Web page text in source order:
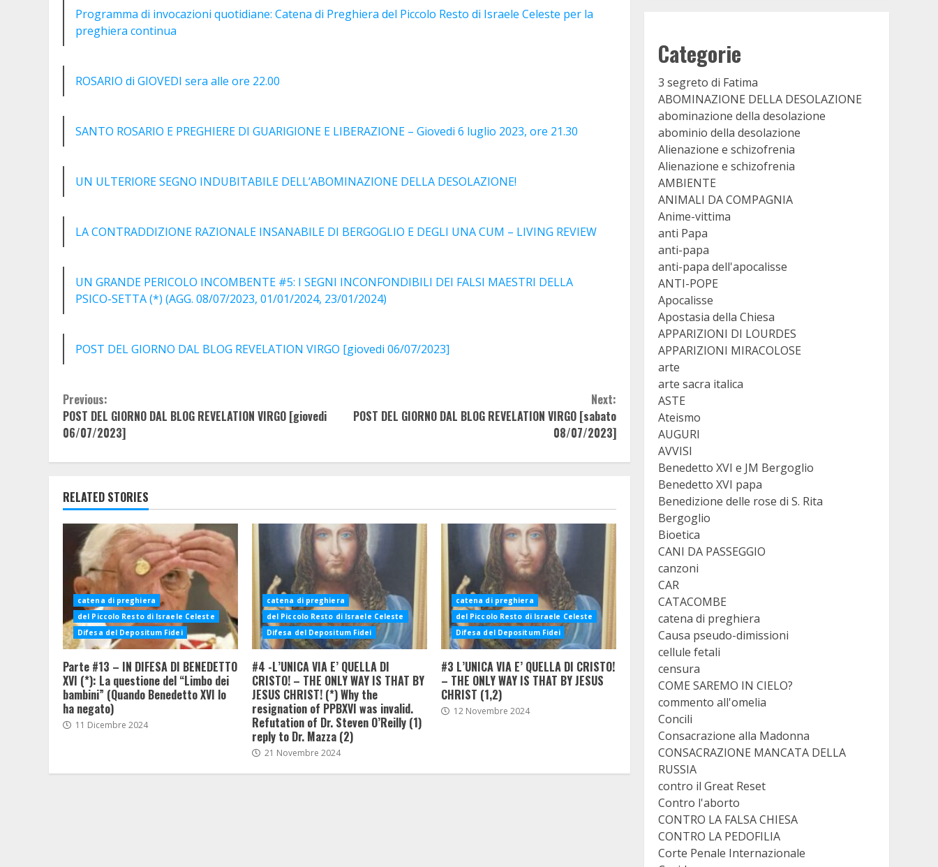
Programma di invocazioni quotidiane: Catena di Preghiera del Piccolo Resto di Israele Celeste per la
preghiera continua
ROSARIO di GIOVEDI sera alle ore 22.00
SANTO ROSARIO E PREGHIERE DI GUARIGIONE E LIBERAZIONE – Giovedi 6 luglio 2023, ore 21.30
UN ULTERIORE SEGNO INDUBITABILE DELL’ABOMINAZIONE DELLA DESOLAZIONE!
LA CONTRADDIZIONE RAZIONALE INSANABILE DI BERGOGLIO E DEGLI UNA CUM – LIVING REVIEW
UN GRANDE PERICOLO INCOMBENTE #5: I SEGNI INCONFONDIBILI DEI FALSI MAESTRI DELLA
PSICO-SETTA (*) (AGG. 08/07/2023, 01/01/2024, 23/01/2024)
POST DEL GIORNO DAL BLOG REVELATION VIRGO [giovedi 06/07/2023]
Continue
Reading
Previous:
POST DEL GIORNO DAL BLOG REVELATION VIRGO [giovedi
06/07/2023]
Next:
POST DEL GIORNO DAL BLOG REVELATION VIRGO [sabato
08/07/2023]
RELATED STORIES
catena di preghiera
del Piccolo Resto di Israele Celeste
Difesa del Depositum Fidei
Parte #13 – IN DIFESA DI BENEDETTO
XVI (*): La questione del “Limbo dei
bambini” (Quando Benedetto XVI lo
ha negato)
11 Dicembre 2024
catena di preghiera
del Piccolo Resto di Israele Celeste
Difesa del Depositum Fidei
#4 -L’UNICA VIA E’ QUELLA DI
CRISTO! – THE ONLY WAY IS THAT BY
JESUS CHRIST! (*) Why the
resignation of PPBXVI was invalid.
Refutation of Dr. Steven O’Reilly (1)
reply to Dr. Mazza (2)
21 Novembre 2024
catena di preghiera
del Piccolo Resto di Israele Celeste
Difesa del Depositum Fidei
#3 L’UNICA VIA E’ QUELLA DI CRISTO!
– THE ONLY WAY IS THAT BY JESUS
CHRIST (1,2)
12 Novembre 2024
Categorie
3 segreto di Fatima
ABOMINAZIONE DELLA DESOLAZIONE
abominazione della desolazione
abominio della desolazione
Alienazione e schizofrenia
Alienazione e schizofrenia
AMBIENTE
ANIMALI DA COMPAGNIA
Anime-vittima
anti Papa
anti-papa
anti-papa dell'apocalisse
ANTI-POPE
Apocalisse
Apostasia della Chiesa
APPARIZIONI DI LOURDES
APPARIZIONI MIRACOLOSE
arte
arte sacra italica
ASTE
Ateismo
AUGURI
AVVISI
Benedetto XVI e JM Bergoglio
Benedetto XVI papa
Benedizione delle rose di S. Rita
Bergoglio
Bioetica
CANI DA PASSEGGIO
canzoni
CAR
CATACOMBE
catena di preghiera
Causa pseudo-dimissioni
cellule fetali
censura
COME SAREMO IN CIELO?
commento all'omelia
Concili
Consacrazione alla Madonna
CONSACRAZIONE MANCATA DELLA
RUSSIA
contro il Great Reset
Contro l'aborto
CONTRO LA FALSA CHIESA
CONTRO LA PEDOFILIA
Corte Penale Internazionale